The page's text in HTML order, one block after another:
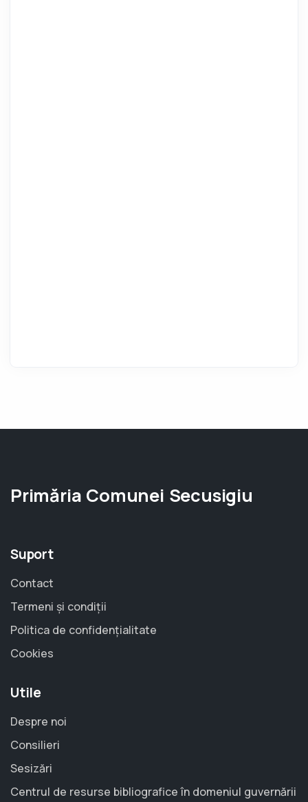
Primăria Comunei Secusigiu
Suport
Contact
Termeni și condiții
Politica de confidențialitate
Cookies
Utile
Despre noi
Consilieri
Sesizări
Centrul de resurse bibliografice în domeniul guvernării